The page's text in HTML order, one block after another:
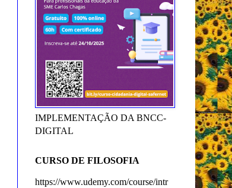
IMPLEMENTAÇÃO DA BNCC-
DIGITAL
CURSO DE FILOSOFIA
https://www.udemy.com/course/intr